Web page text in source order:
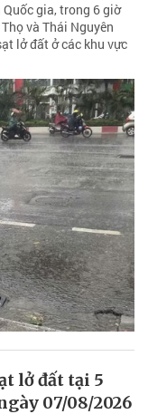
gia, trong 6 giờ
và Thái Nguyên
lở đất ở các khu vực
lở đất tại 5
07/08/2026